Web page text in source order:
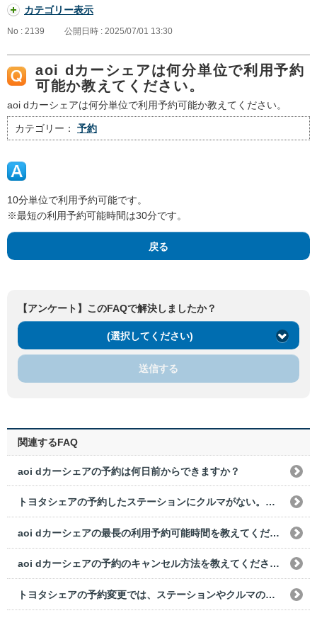
カテゴリー表示
No : 2139 公開日時 : 2025/07/01 13:30
aoi dカーシェアは何分単位で利用予約
可能か教えてください。
aoi dカーシェアは何分単位で利用予約可能か教えてください。
カテゴリー： 予約
10分単位で利用予約可能です。
※最短の利用予約可能時間は30分です。
戻る
【アンケート】このFAQで解決しましたか？
(選択してください)
送信する
関連するFAQ
aoi dカーシェアの予約は何日前からできますか？
トヨタシェアの予約したステーションにクルマがない。どうすればいいですか？
aoi dカーシェアの最長の利用予約可能時間を教えてください。
aoi dカーシェアの予約のキャンセル方法を教えてください。
トヨタシェアの予約変更では、ステーションやクルマの変更はできますか？